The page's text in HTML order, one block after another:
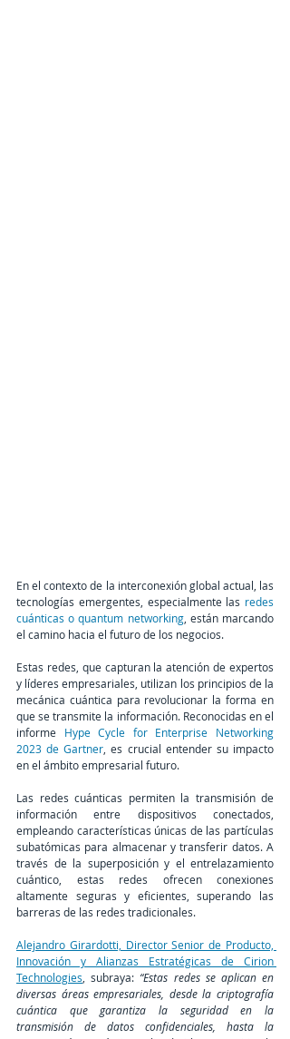
En el contexto de la interconexión global actual, las
tecnologías emergentes, especialmente las redes
cuánticas o quantum networking, están marcando
el camino hacia el futuro de los negocios.
Estas redes, que capturan la atención de expertos
y líderes empresariales, utilizan los principios de la
mecánica cuántica para revolucionar la forma en
que se transmite la información. Reconocidas en el
informe Hype Cycle for Enterprise Networking
2023 de Gartner , es crucial entender su impacto
en el ámbito empresarial futuro.
Las redes cuánticas permiten la transmisión de
información entre dispositivos conectados,
empleando características únicas de las partículas
subatómicas para almacenar y transferir datos. A
través de la superposición y el entrelazamiento
cuántico, estas redes ofrecen conexiones
altamente seguras y eficientes, superando las
barreras de las redes tradicionales.
Alejandro Girardotti, Director Senior de Producto,
Innovación y Alianzas Estratégicas de Cirion
Technologies , subraya: “Estas redes se aplican en
diversas áreas empresariales, desde la criptografía
cuántica que garantiza la seguridad en la
transmisión de datos confidenciales, hasta la